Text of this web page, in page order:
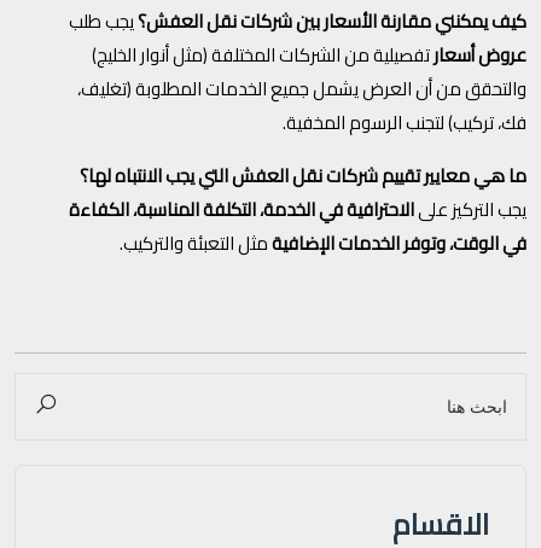
كيف يمكنني مقارنة الأسعار بين شركات نقل العفش؟يجب طلب
عروض أسعارتفصيلية من الشركات المختلفة (مثل أنوار الخليج)
والتحقق من أن العرض يشمل جميع الخدمات المطلوبة (تغليف،
فك، تركيب) لتجنب الرسوم المخفية.
ما هي معايير تقييم شركات نقل العفش التي يجب الانتباه لها؟
يجب التركيز علىالاحترافية في الخدمة، التكلفة المناسبة، الكفاءة
في الوقت، وتوفر الخدمات الإضافيةمثل التعبئة والتركيب.
الاقسام